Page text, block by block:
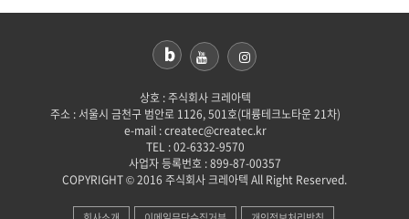
상호 : 주식회사 크레아텍
주소 : 서울시 금천구 범안로 1126, 501호(대륭테크노타운 21차)
e-mail : createc@createc.kr
TEL : 02-6332-9570
사업자 등록번호 : 899-87-00357
COPYRIGHT © 2016 주식회사 크레아텍 All Right Reserved.